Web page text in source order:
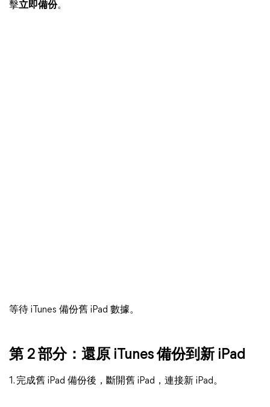
擊立即備份。
等待 iTunes 備份舊 iPad 數據。
第 2 部分：還原 iTunes 備份到新 iPad
1. 完成舊 iPad 備份後，斷開舊 iPad，連接新 iPad。